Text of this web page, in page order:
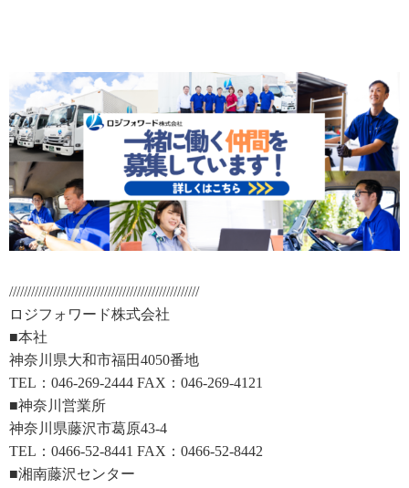
////////////////////////////////////////////////////
ロジフォワード株式会社
■本社
神奈川県大和市福田4050番地
TEL：046-269-2444 FAX：046-269-4121
■神奈川営業所
神奈川県藤沢市葛原43-4
TEL：0466-52-8441 FAX：0466-52-8442
■湘南藤沢センター